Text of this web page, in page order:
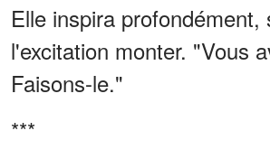
Elle inspira profondément,
l'excitation monter. "Vous
Faisons-le."
***